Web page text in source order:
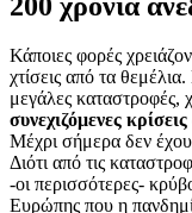
Κάποιες φορές
χτίσεις από τα
μεγάλες καταστροφές,
συνεχιζόμενες
Μέχρι σήμερα δεν
Διότι από τις
-οι περισσότερες-
Ευρώπης που η